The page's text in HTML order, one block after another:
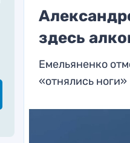
здесь
Емельяненко
«отнялись ноги»